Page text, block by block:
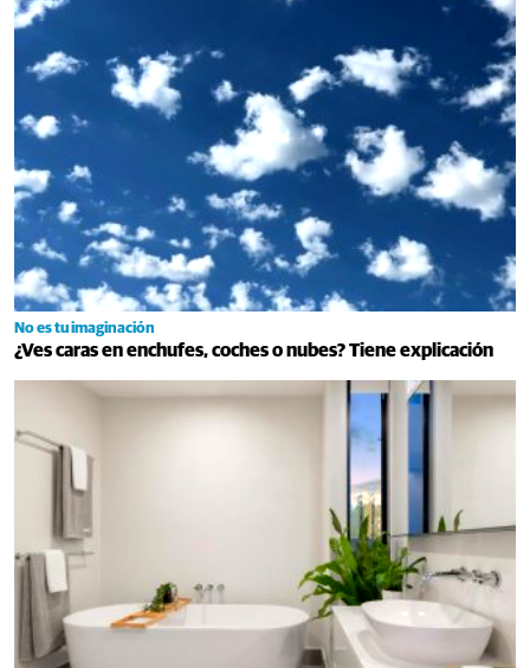
No es tu imaginación
¿Ves caras en enchufes, coches o nubes? Tiene explicación